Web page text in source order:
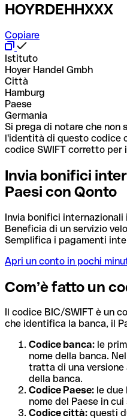
HOYRDEHHXXX
Copiare
Istituto
Hoyer Handel Gmbh
Città
Hamburg
Paese
Germania
Si prega di notare che non
l'identità di questo codice
codice SWIFT corretto per
Invia bonifici
Paesi con Qonto
Invia bonifici internazionali
Beneficia di un servizio
Semplifica i pagamenti
Apri un conto in pochi
Com’è fatto un
Il codice BIC/SWIFT è un
che identifica la banca, il
Codice banca: le
nome della banca.
tratta di una
della banca.
Codice Paese: le due
nome del Paese in
Codice città: questi